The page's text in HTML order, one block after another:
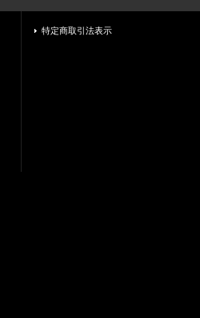
特定商取引法表示